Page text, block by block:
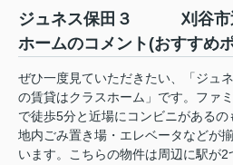
ジュネス保田３ 刈谷市
ホームのコメント(おすすめ
ぜひ一度見ていただきたい、「
の賃貸はクラスホーム」です。ファ
で徒歩5分と近場にコンビニがある
地内ごみ置き場・エレベータなどが
います。こちらの物件は周辺に駅が